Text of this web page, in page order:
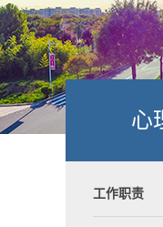
心
工作职责